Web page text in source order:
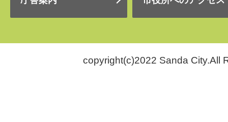
copyright(c)2022 Sanda City.All